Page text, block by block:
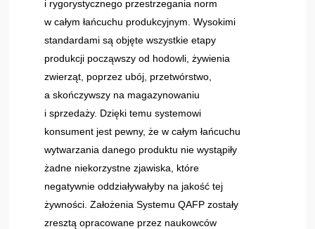
i rygorystycznego przestrzegania norm
w całym łańcuchu produkcyjnym. Wysokimi
standardami są objęte wszystkie etapy
produkcji począwszy od hodowli, żywienia
zwierząt, poprzez ubój, przetwórstwo,
a skończywszy na magazynowaniu
i sprzedaży. Dzięki temu systemowi
konsument jest pewny, że w całym łańcuchu
wytwarzania danego produktu nie wystąpiły
żadne niekorzystne zjawiska, które
negatywnie oddziaływałyby na jakość tej
żywności. Założenia Systemu QAFP zostały
zresztą opracowane przez naukowców